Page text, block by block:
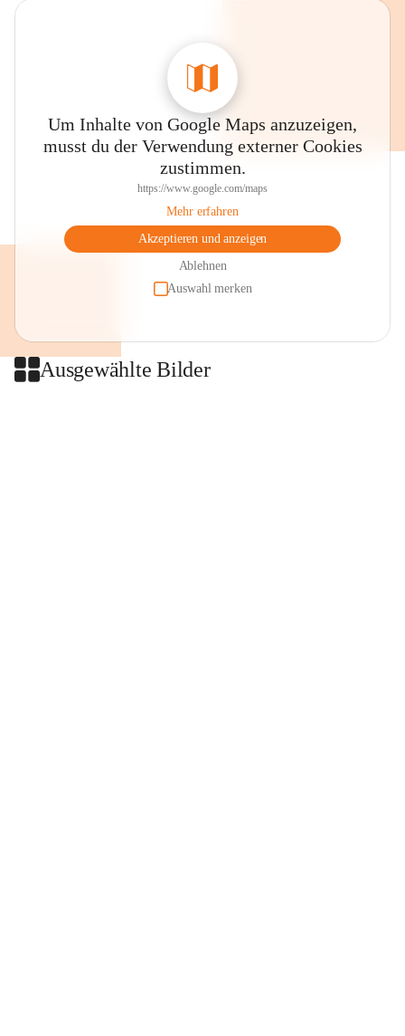
Um Inhalte von Google Maps anzuzeigen,
musst du der Verwendung externer Cookies
zustimmen.
https://www.google.com/maps
Mehr erfahren
Akzeptieren und anzeigen
Ablehnen
Auswahl merken
Ausgewählte Bilder